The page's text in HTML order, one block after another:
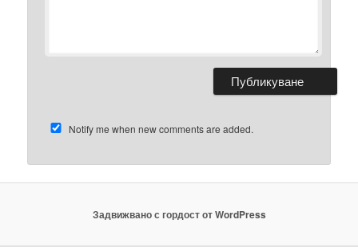
Notify me when new comments are added.
Задвижвано с гордост от WordPress